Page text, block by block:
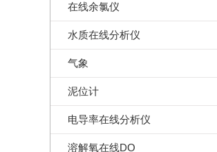
在线余氯仪
水质在线分析仪
气象
泥位计
电导率在线分析仪
溶解氧在线DO